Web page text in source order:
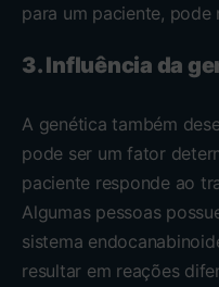
para um paciente,
3. Influência da
A genética também
pode ser um fator
paciente responde ao
Algumas pessoas
sistema
resultar em reações